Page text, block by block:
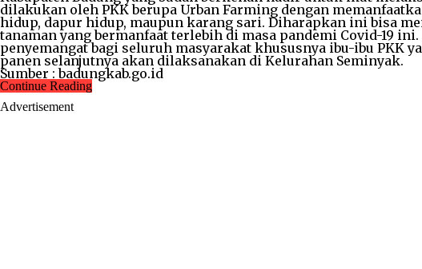
dilakukan oleh PKK berupa Urban Farming dengan
hidup, dapur hidup, maupun karang sari. Diharapkan ini bisa
tanaman yang bermanfaat terlebih di masa pandemi Covid-19
penyemangat bagi seluruh masyarakat khususnya ibu-ibu PKK
panen selanjutnya akan dilaksanakan di Kelurahan Seminyak.
Sumber : badungkab.go.id
Continue Reading
Advertisement